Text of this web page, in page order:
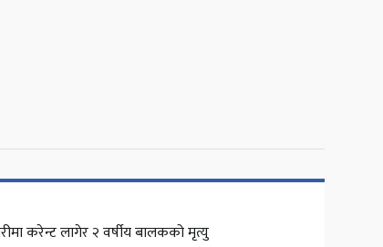
करेन्ट लागेर २ वर्षीय बालकको मृत्यु